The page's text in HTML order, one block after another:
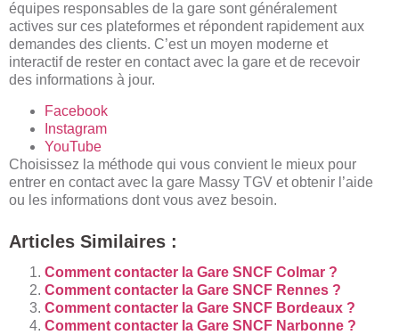
équipes responsables de la gare sont généralement
actives sur ces plateformes et répondent rapidement aux
demandes des clients. C’est un moyen moderne et
interactif de rester en contact avec la gare et de recevoir
des informations à jour.
Facebook
Instagram
YouTube
Choisissez la méthode qui vous convient le mieux pour
entrer en contact avec la gare Massy TGV et obtenir l’aide
ou les informations dont vous avez besoin.
Articles Similaires :
Comment contacter la Gare SNCF Colmar ?
Comment contacter la Gare SNCF Rennes ?
Comment contacter la Gare SNCF Bordeaux ?
Comment contacter la Gare SNCF Narbonne ?